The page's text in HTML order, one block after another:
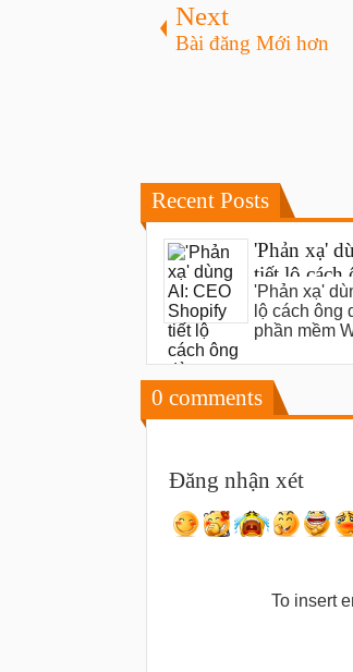
Next
Bài đăng Mới hơn
Recent Posts
'Phản xạ'
tiết lộ cách
thay thế
truyền
'Phản xạ'
lộ cách ông
phần mềm
0 comments
Đăng nhận xét
To insert